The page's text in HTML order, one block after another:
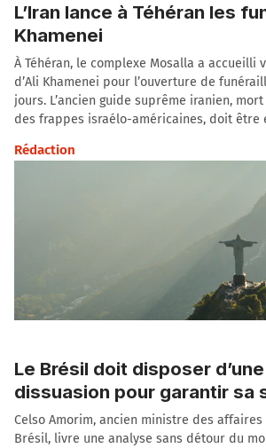
L’Iran lance à Téhéran les
Khamenei
À Téhéran, le complexe Mosalla a accueilli
d’Ali Khamenei pour l’ouverture de
jours. L’ancien guide suprême iranien,
des frappes israélo-américaines, doit être
Rédaction
Le Brésil doit disposer
dissuasion pour garantir sa
Celso Amorim, ancien ministre des
Brésil, livre une analyse sans détour du